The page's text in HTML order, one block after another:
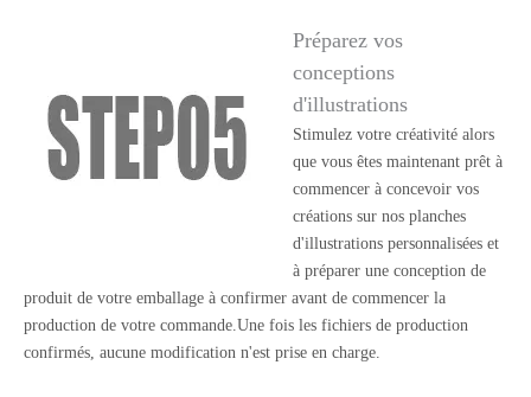
Préparez vos
conceptions
d'illustrations
Stimulez votre créativité alors
que vous êtes maintenant prêt à
commencer à concevoir vos
créations sur nos planches
d'illustrations personnalisées et
à préparer une conception de
produit de votre emballage à confirmer avant de commencer la
production de votre commande.Une fois les fichiers de production
confirmés, aucune modification n'est prise en charge.